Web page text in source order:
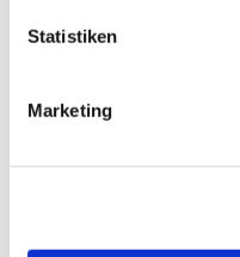
Statistiken
Marketing